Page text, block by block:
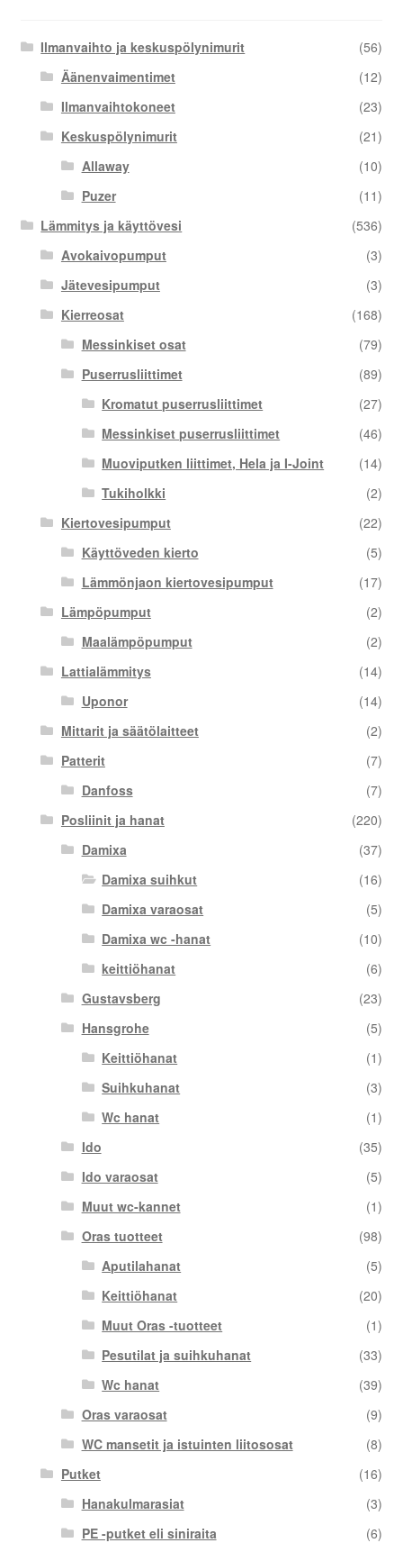
Ilmanvaihto ja keskuspölynimurit
(56)
Äänenvaimentimet
(12)
Ilmanvaihtokoneet
(23)
Keskuspölynimurit
(21)
Allaway
(10)
Puzer
(11)
Lämmitys ja käyttövesi
(536)
Avokaivopumput
(3)
Jätevesipumput
(3)
Kierreosat
(168)
Messinkiset osat
(79)
Puserrusliittimet
(89)
Kromatut puserrusliittimet
(27)
Messinkiset puserrusliittimet
(46)
Muoviputken liittimet, Hela ja I-Joint
(14)
Tukiholkki
(2)
Kiertovesipumput
(22)
Käyttöveden kierto
(5)
Lämmönjaon kiertovesipumput
(17)
Lämpöpumput
(2)
Maalämpöpumput
(2)
Lattialämmitys
(14)
Uponor
(14)
Mittarit ja säätölaitteet
(2)
Patterit
(7)
Danfoss
(7)
Posliinit ja hanat
(220)
Damixa
(37)
Damixa suihkut
(16)
Damixa varaosat
(5)
Damixa wc -hanat
(10)
keittiöhanat
(6)
Gustavsberg
(23)
Hansgrohe
(5)
Keittiöhanat
(1)
Suihkuhanat
(3)
Wc hanat
(1)
Ido
(35)
Ido varaosat
(5)
Muut wc-kannet
(1)
Oras tuotteet
(98)
Aputilahanat
(5)
Keittiöhanat
(20)
Muut Oras -tuotteet
(1)
Pesutilat ja suihkuhanat
(33)
Wc hanat
(39)
Oras varaosat
(9)
WC mansetit ja istuinten liitososat
(8)
Putket
(16)
Hanakulmarasiat
(3)
PE -putket eli siniraita
(6)